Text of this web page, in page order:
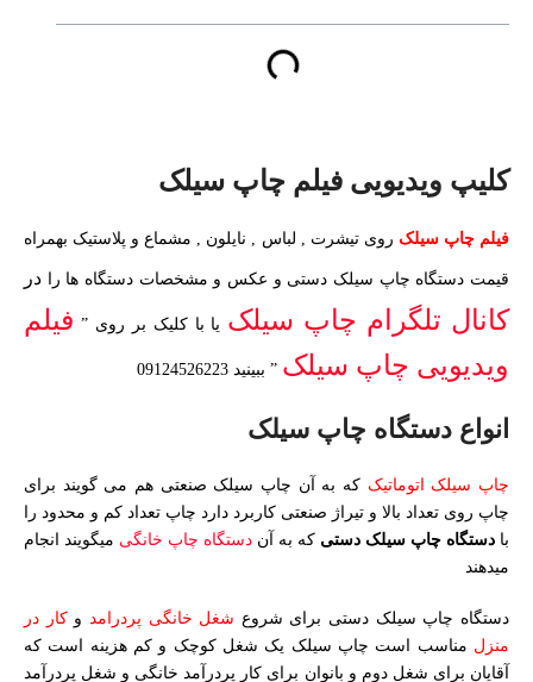
کلیپ ویدیویی فیلم چاپ سیلک
فیلم چاپ سیلک روی تیشرت , لباس , نایلون , مشماع و پلاستیک بهمراه
قیمت دستگاه چاپ سیلک دستی و عکس و مشخصات دستگاه ها را در
کانال تلگرام چاپ سیلک یا با کلیک بر روی ” فیلم
ویدیویی چاپ سیلک ” ببینید 09124526223
انواع دستگاه چاپ سیلک
چاپ سیلک اتوماتیک که به آن چاپ سیلک صنعتی هم می گویند برای
چاپ روی تعداد بالا و تیراژ صنعتی کاربرد دارد چاپ تعداد کم و محدود را
با دستگاه چاپ سیلک دستی که به آن دستگاه چاپ خانگی میگویند انجام
میدهند
دستگاه چاپ سیلک دستی برای شروع شغل خانگی پردرامد وکار در
منزل مناسب است چاپ سیلک یک شغل کوچک و کم هزینه است که
آقایان برای شغل دوم و بانوان برای کار پردرآمد خانگی و شغل پردرآمد